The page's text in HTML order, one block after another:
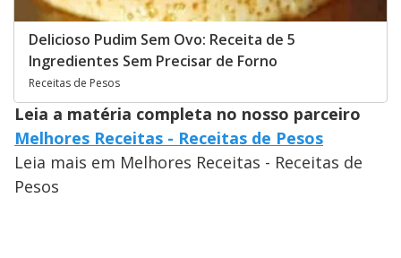
Delicioso Pudim Sem Ovo: Receita de 5
Ingredientes Sem Precisar de Forno
Receitas de Pesos
Leia a matéria completa no nosso parceiro
Melhores Receitas - Receitas de Pesos
Leia mais em Melhores Receitas - Receitas de
Pesos